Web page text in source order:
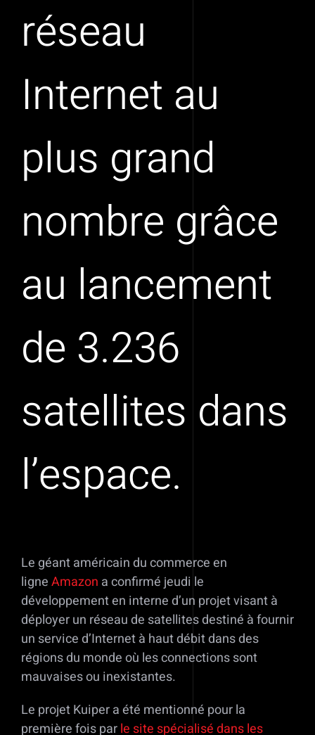
réseau
Internet au
plus grand
nombre grâce
au lancement
de 3.236
satellites dans
l’espace.
Le géant américain du commerce en
ligneAmazon a confirmé jeudi le
développement en interne d’un projet visant à
déployer un réseau de satellites destiné à fournir
un service d’Internet à haut débit dans des
régions du monde où les connections sont
mauvaises ou inexistantes.
Le projet Kuiper a été mentionné pour la
première fois parle site spécialisé dans les